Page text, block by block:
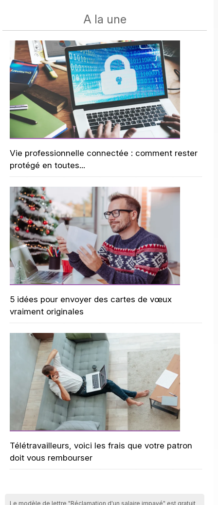
A la une
Vie professionnelle connectée : comment rester
protégé en toutes...
5 idées pour envoyer des cartes de vœux
vraiment originales
Télétravailleurs, voici les frais que votre patron
doit vous rembourser
Le modèle de lettre "Réclamation d'un salaire impayé" est gratuit